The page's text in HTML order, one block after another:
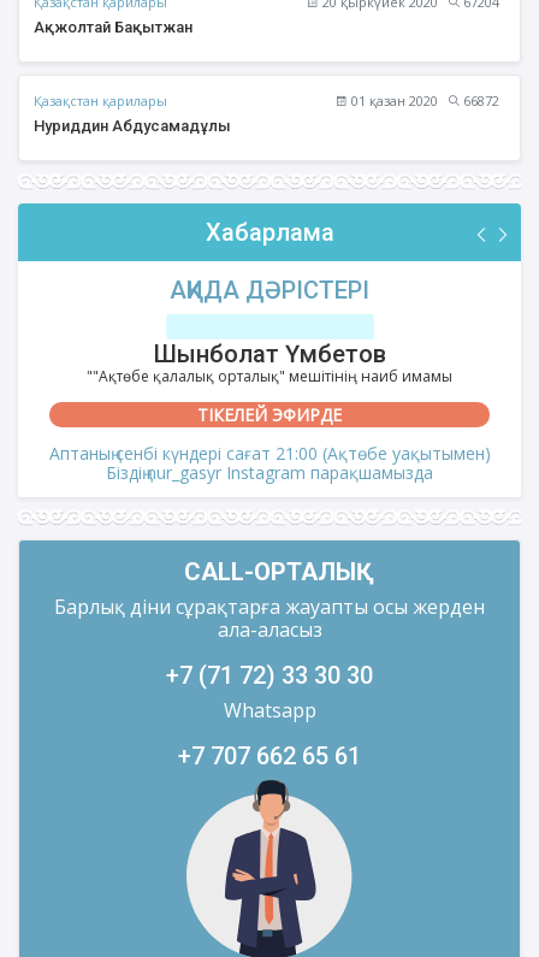
Ақжолтай Бақытжан
Қазақстан қарилары 01 қазан 2020
66872
Нуриддин Абдусамадұлы
Хабарлама
АҚИДА ДӘРІСТЕРІ
Шынболат Үмбетов
""Ақтөбе қалалық орталық" мешітінің наиб имамы
ТІКЕЛЕЙ ЭФИРДЕ
Аптаның сенбі күндері сағат 21:00 (Ақтөбе уақытымен)
Біздің nur_gasyr Instagram парақшамызда
CALL-ОРТАЛЫҚ
Барлық діни сұрақтарға жауапты осы жерден
ала-аласыз
+7 (71 72) 33 30 30
Whatsapp
+7 707 662 65 61